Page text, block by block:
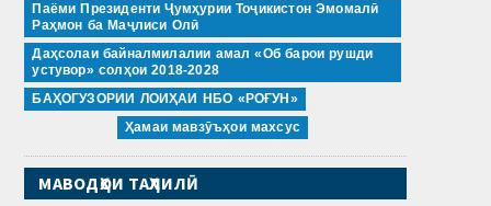
Паёми Президенти Ҷумҳурии Тоҷикистон Эмомалӣ
Раҳмон ба Маҷлиси Олӣ
Даҳсолаи байналмилалии амал «Об барои рушди
устувор» солҳои 2018-2028
БАҲОГУЗОРИИ ЛОИҲАИ НБО «РОҒУН»
Ҳамаи мавзӯъҳои махсус
МАВОДҲОИ ТАҲЛИЛӢ